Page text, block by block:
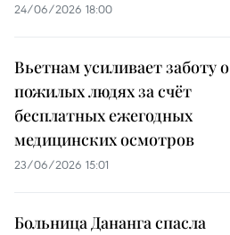
24/06/2026 18:00
Вьетнам усиливает заботу о
пожилых людях за счёт
бесплатных ежегодных
медицинских осмотров
23/06/2026 15:01
Больница Дананга спасла